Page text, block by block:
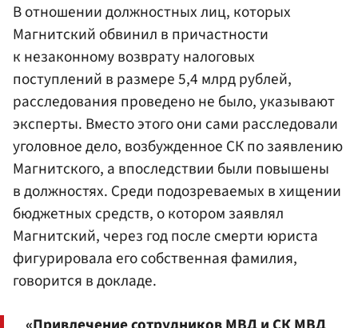
В отношении должностных лиц, которых
Магнитский обвинил в причастности
к незаконному возврату налоговых
поступлений в размере 5,4 млрд рублей,
расследования проведено не было, указывают
эксперты. Вместо этого они сами расследовали
уголовное дело, возбужденное СК по заявлению
Магнитского, а впоследствии были повышены
в должностях. Среди подозреваемых в хищении
бюджетных средств, о котором заявлял
Магнитский, через год после смерти юриста
фигурировала его собственная фамилия,
говорится в докладе.